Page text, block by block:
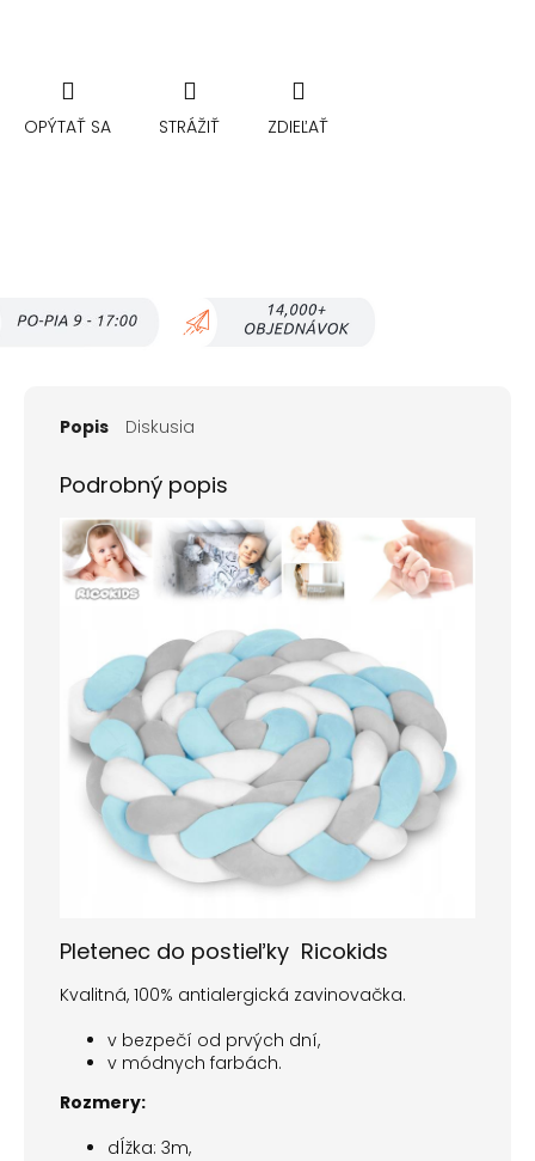
OPÝTAŤ SA STRÁŽIŤ ZDIEĽAŤ
Popis Diskusia
Podrobný popis
Pletenec do postieľky Ricokids
Kvalitná, 100% antialergická zavinovačka.
v bezpečí od prvých dní,
v módnych farbách.
Rozmery:
dĺžka: 3m,